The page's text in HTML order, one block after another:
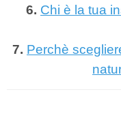
6. Chi è la tua
7. Perchè